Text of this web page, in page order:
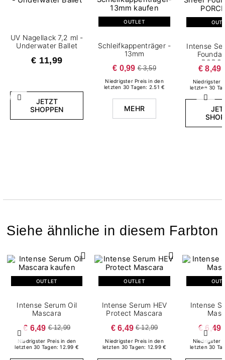
Zurück
UV Nagellack 7,2 ml -
Underwater Ballet
€ 11,99
JETZT
SHOPPEN
OUTLET
Schleifkappenträger -
13mm
€ 0,99 € 3,59
Niedrigster Preis in den
letzten 30 Tagen: 2.51 €
MEHR
Intense
€ 8,49
Niedrigster
letzten 30
Siehe ähnliche in diesem Farbton
Zurück
OUTLET
Intense Serum Oil
Mascara
€ 6,49 € 12,99
Niedrigster Preis in den
letzten 30 Tagen: 12.99 €
OUTLET
Intense Serum HEV
Protect Mascara
€ 6,49 € 12,99
Niedrigster Preis in den
letzten 30 Tagen: 12.99 €
Intense
€ 6,49
Niedrigster
letzten 30